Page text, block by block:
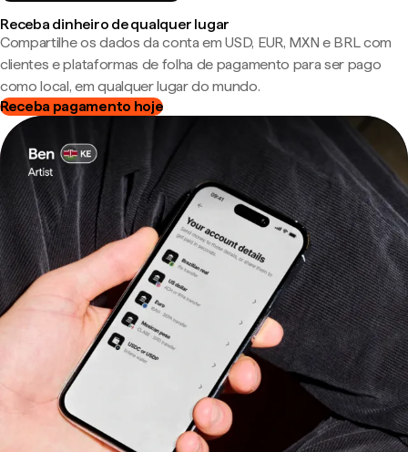
Receba dinheiro de qualquer lugar
Compartilhe os dados da conta em USD, EUR, MXN e BRL com
clientes e plataformas de folha de pagamento para ser pago
como local, em qualquer lugar do mundo.
Receba pagamento hoje